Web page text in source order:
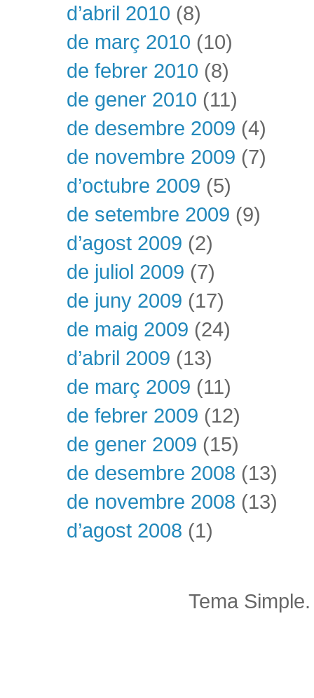
d’abril 2010 (8)
de març 2010 (10)
de febrer 2010 (8)
de gener 2010 (11)
de desembre 2009 (4)
de novembre 2009 (7)
d’octubre 2009 (5)
de setembre 2009 (9)
d’agost 2009 (2)
de juliol 2009 (7)
de juny 2009 (17)
de maig 2009 (24)
d’abril 2009 (13)
de març 2009 (11)
de febrer 2009 (12)
de gener 2009 (15)
de desembre 2008 (13)
de novembre 2008 (13)
d’agost 2008 (1)
Tema